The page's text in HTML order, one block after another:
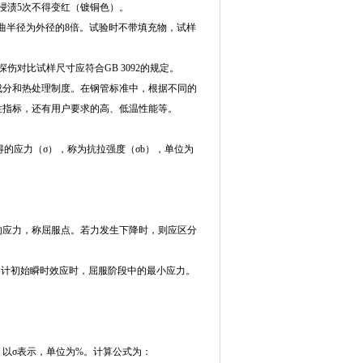
5次不得变红（镀铜色）。
半径为外径的8倍。试验时不带填充物，试样
对比试样尺寸应符合GB 3092的规定。
和热处理制度。在钢管标准中，根据不同的
标，还有用户要求的高、低温性能等。
应力（σ），称为抗拉强度（σb），单位为
力，称屈服点。若力发生下降时，则应区分
初始瞬时效应时，屈服阶段中的最小应力。
σ表示，单位为%。计算公式为：